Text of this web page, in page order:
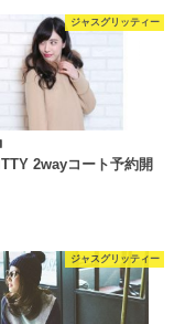
ジャスグリッティー
2wayコート予約開
ジャスグリッティー